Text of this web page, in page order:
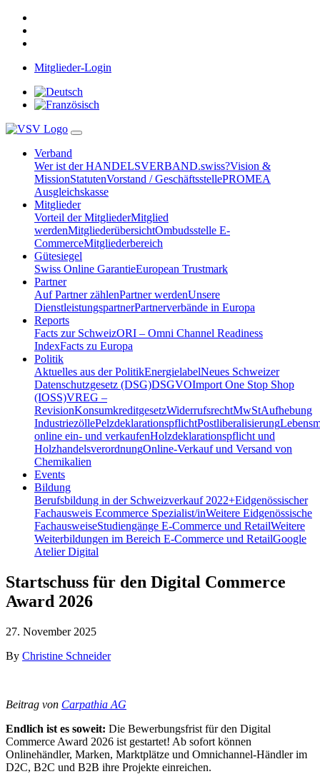
Mitglieder-Login
Verband
Wer ist der HANDELSVERBAND.swiss?Vision &
MissionStatutenVorstand / GeschäftsstellePROMEA
Ausgleichskasse
Mitglieder
Vorteil der MitgliederMitglied
werdenMitgliederübersichtOmbudsstelle E-
CommerceMitgliederbereich
Gütesiegel
Swiss Online GarantieEuropean Trustmark
Partner
Auf Partner zählenPartner werdenUnsere
DienstleistungspartnerPartnerverbände in Europa
Reports
Facts zur SchweizORI – Omni Channel Readiness
IndexFacts zu Europa
Politik
Aktuelles aus der PolitikEnergielabelNeues Schweizer
Datenschutzgesetz (DSG)DSGVOImport One Stop Shop
(IOSS)VREG –
RevisionKonsumkreditgesetzWiderrufsrechtMwStAufhebung
IndustriezöllePelzdeklarationspflichtPostliberalisierung
online ein- und verkaufenHolzdeklarationspflicht und
HolzhandelsverordnungOnline-Verkauf und Versand von
Chemikalien
Events
Bildung
Berufsbildung in der Schweizverkauf 2022+Eidgenössischer
Fachausweis Ecommerce Spezialist/inWeitere Eidgenössische
FachausweiseStudiengänge E-Commerce und RetailWeitere
Weiterbildungen im Bereich E-Commerce und RetailGoogle
Atelier Digital
Startschuss für den Digital Commerce
Award 2026
27. November 2025
By Christine Schneider
Beitrag von Carpathia AG
Endlich ist es soweit: Die Bewerbungsfrist für den Digital
Commerce Award 2026 ist gestartet! Ab sofort können
Onlinehändler, Marken, Marktplätze und Omnichannel-Händler im
D2C, B2C und B2B ihre Projekte einreichen.